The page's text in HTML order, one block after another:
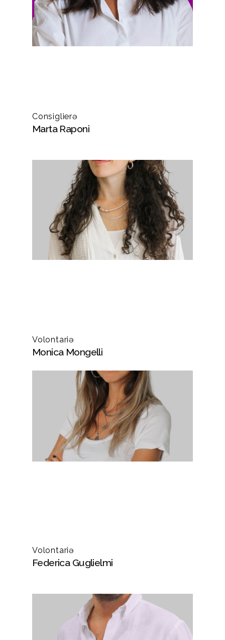
Consiglierə
Marta Raponi
Volontariə
Monica Mongelli
Volontariə
Federica Guglielmi